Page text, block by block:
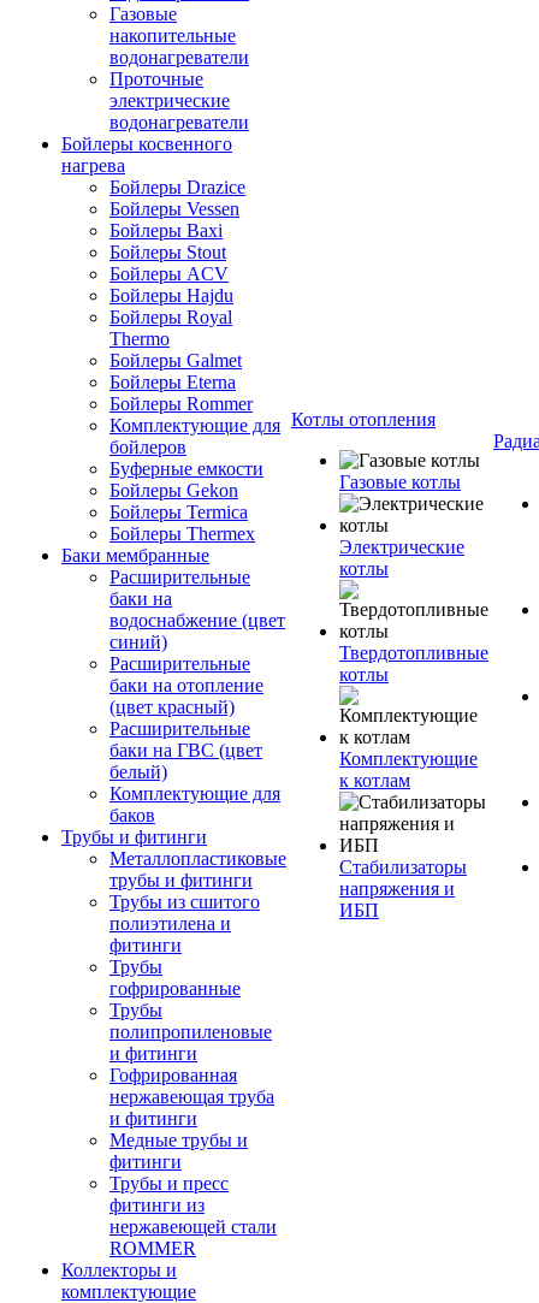
Газовые
накопительные
водонагреватели
Проточные
электрические
водонагреватели
Бойлеры косвенного
нагрева
Бойлеры Drazice
Бойлеры Vessen
Бойлеры Baxi
Бойлеры Stout
Бойлеры ACV
Бойлеры Hajdu
Бойлеры Royal
Thermo
Бойлеры Galmet
Бойлеры Eterna
Бойлеры Rommer
Комплектующие для
бойлеров
Буферные емкости
Бойлеры Gekon
Бойлеры Termica
Бойлеры Thermex
Баки мембранные
Расширительные
баки на
водоснабжение (цвет
синий)
Расширительные
баки на отопление
(цвет красный)
Расширительные
баки на ГВС (цвет
белый)
Комплектующие для
баков
Трубы и фитинги
Металлопластиковые
трубы и фитинги
Трубы из сшитого
полиэтилена и
фитинги
Трубы
гофрированные
Трубы
полипропиленовые
и фитинги
Гофрированная
нержавеющая труба
и фитинги
Медные трубы и
фитинги
Трубы и пресс
фитинги из
нержавеющей стали
ROMMER
Коллекторы и
комплектующие
Котлы отопления
Газовые котлы
Электрические
котлы
Твердотопливные
котлы
Комплектующие
к котлам
Стабилизаторы
напряжения и
ИБП